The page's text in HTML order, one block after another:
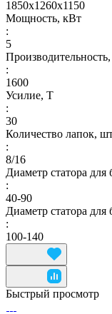
1850х1260х1150
Мощность, кВт
:
5
:
1600
Усилие, Т
:
30
Количество лапок,
:
8/16
Диаметр статора
:
40-90
Диаметр статора
:
100-140
Быстрый просмотр